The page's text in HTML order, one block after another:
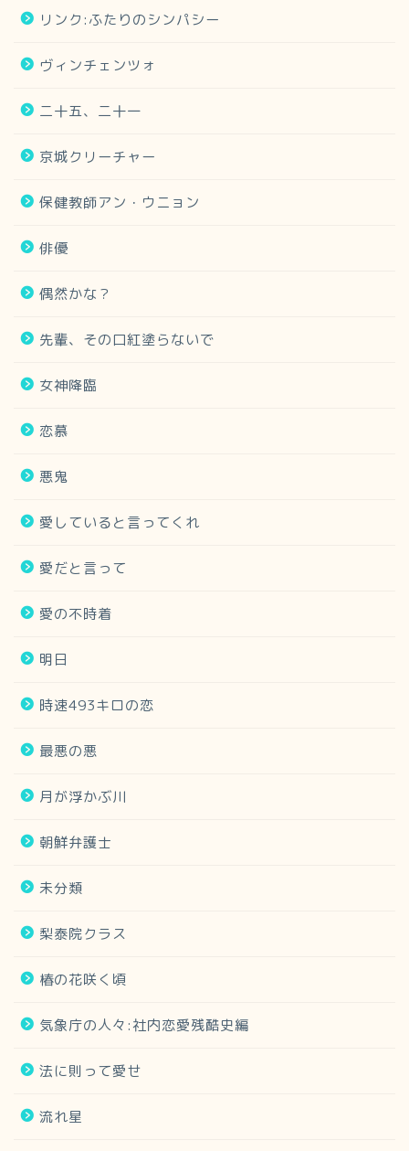
リンク:ふたりのシンパシー
ヴィンチェンツォ
二十五、二十一
京城クリーチャー
保健教師アン・ウニョン
俳優
偶然かな？
先輩、その口紅塗らないで
女神降臨
恋慕
悪鬼
愛していると言ってくれ
愛だと言って
愛の不時着
明日
時速493キロの恋
最悪の悪
月が浮かぶ川
朝鮮弁護士
未分類
梨泰院クラス
椿の花咲く頃
気象庁の人々:社内恋愛残酷史編
法に則って愛せ
流れ星